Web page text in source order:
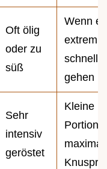
Oft ölig
oder zu
süß
Wenn es
extrem
schnell
gehen
Sehr
intensiv
geröstet
Kleine